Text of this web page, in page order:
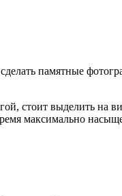
памятные
стоит выделить на
максимально